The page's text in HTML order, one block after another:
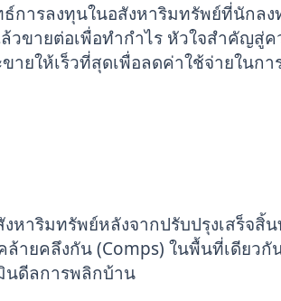
การลงทุนในอสังหาริมทรัพย์ที่นักล
วขายต่อเพื่อทำกำไร หัวใจสำคัญสู่
ยให้เร็วที่สุดเพื่อลดค่าใช้จ่ายในกา
หาริมทรัพย์หลังจากปรับปรุงเสร็จสิ้
ายคลึงกัน (Comps) ในพื้นที่เดียวกั
นดีลการพลิกบ้าน